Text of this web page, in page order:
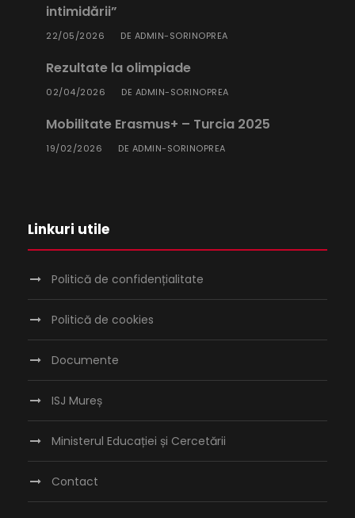
intimidării”
22/05/2026 DE ADMIN-SORINOPREA
Rezultate la olimpiade
02/04/2026 DE ADMIN-SORINOPREA
Mobilitate Erasmus+ – Turcia 2025
19/02/2026 DE ADMIN-SORINOPREA
Linkuri utile
Politică de confidențialitate
Politică de cookies
Documente
ISJ Mureș
Ministerul Educației și Cercetării
Contact